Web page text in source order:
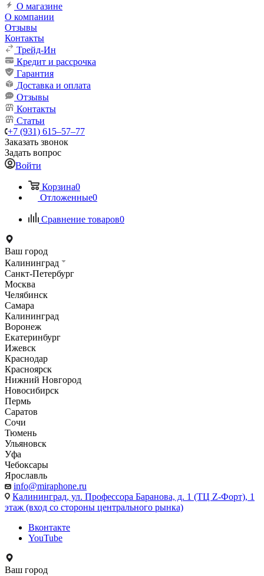
О магазине
О компании
Отзывы
Контакты
Трейд-Ин
Кредит и рассрочка
Гарантия
Доставка и оплата
Отзывы
Контакты
Статьи
+7 (931) 615‒57‒77
Заказать звонок
Задать вопрос
Войти
Корзина0
Отложенные0
Сравнение товаров0
Ваш город
Калининград
Санкт-Петербург
Москва
Челябинск
Самара
Калининград
Воронеж
Екатеринбург
Ижевск
Краснодар
Красноярск
Нижний Новгород
Новосибирск
Пермь
Саратов
Сочи
Тюмень
Ульяновск
Уфа
Чебоксары
Ярославль
info@miraphone.ru
Калининград, ул. Профессора Баранова, д. 1 (ТЦ Z-Форт), 1
этаж (вход со стороны центрального рынка)
Вконтакте
YouTube
Ваш город